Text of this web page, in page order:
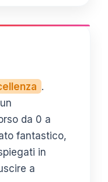
.
da 0 a
fantastico,
in
a